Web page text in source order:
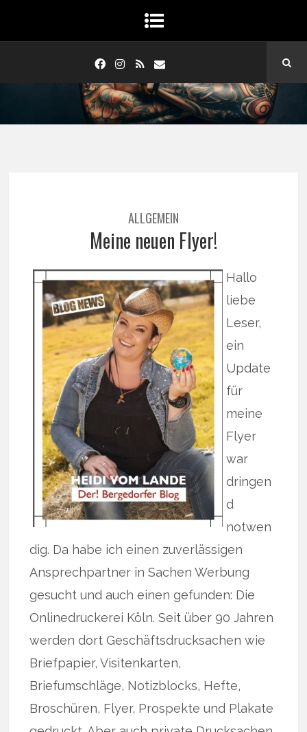
ALLGEMEIN
Meine neuen Flyer!
Hallo
liebe
Leser,
ein
Update
für
meine
Flyer
war
dringen
d
notwen
dig. Da habe ich einen zuverlässigen
Ansprechpartner in Sachen Werbung
gesucht und auch einen gefunden: Die
Onlinedruckerei Köln. Seit über 90 Jahren
werden dort Geschäftsdrucksachen wie
Briefpapier, Visitenkarten,
Briefumschläge, Notizblocks, Hefte,
Broschüren, Flyer, Prospekte und Plakate